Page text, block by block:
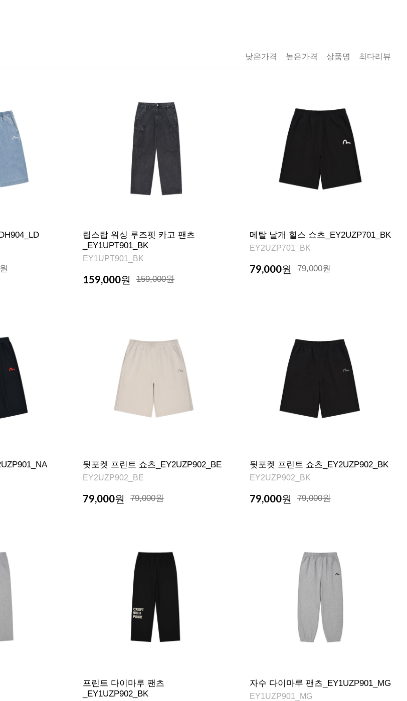
낮은가격 높은가격 상품명 최다리뷰
립스탑 워싱 루즈핏 카고 팬츠
_EY1UPT901_BK
EY1UPT901_BK
159,000원 159,000원
메탈 날개 힐스 쇼츠_EY2UZP701_BK
EY2UZP701_BK
79,000원 79,000원
뒷포켓 프린트 쇼츠_EY2UZP902_BE
EY2UZP902_BE
79,000원 79,000원
뒷포켓 프린트 쇼츠_EY2UZP902_BK
EY2UZP902_BK
79,000원 79,000원
프린트 다이마루 팬츠
_EY1UZP902_BK
자수 다이마루 팬츠_EY1UZP901_MG
EY1UZP901_MG